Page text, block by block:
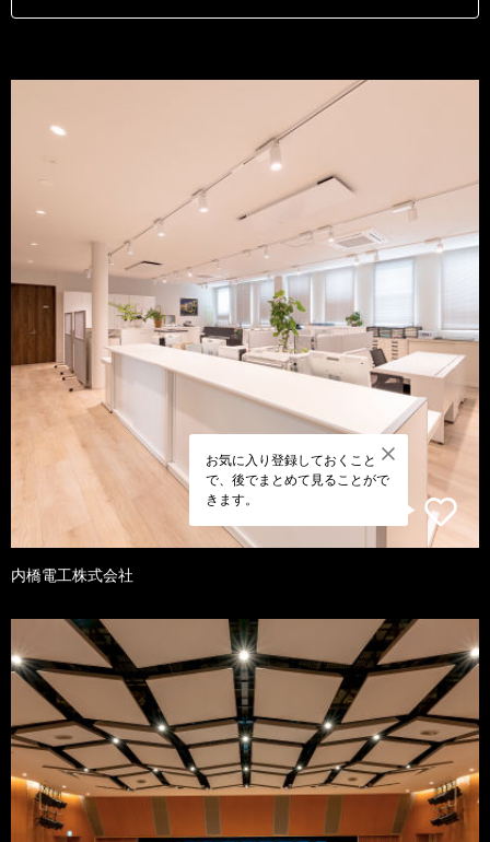
お気に入り登録しておくこと
で、後でまとめて見ることがで
きます。
内橋電工株式会社